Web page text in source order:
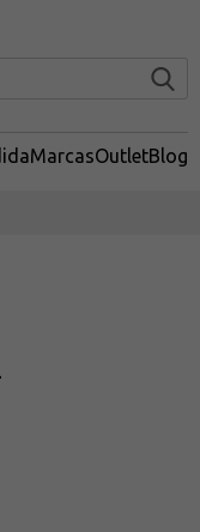
MarcasOutletBlog